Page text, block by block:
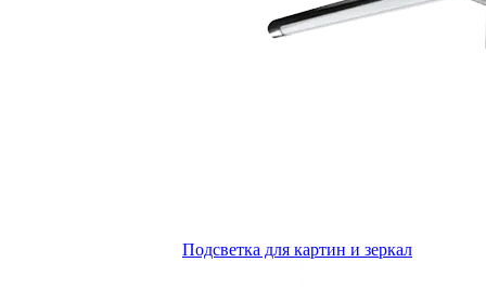
Подсветка для картин и зеркал